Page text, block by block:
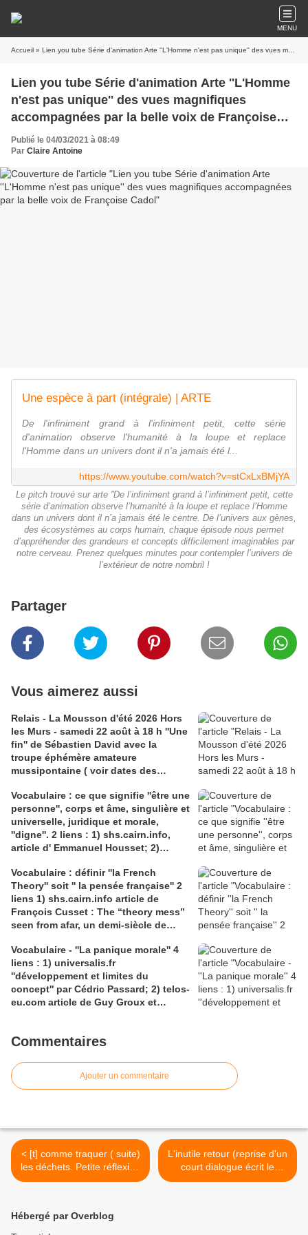
MENU
Accueil » Lien you tube Série d'animation Arte ''L'Homme n'est pas unique'' des vues magnifiques accompagnées par la belle voix de Françoise Cadol
Lien you tube Série d'animation Arte ''L'Homme
n'est pas unique'' des vues magnifiques
accompagnées par la belle voix de Françoise
Cadol
Publié le 04/03/2021 à 08:49
Par Claire Antoine
Une espèce à part (intégrale) | ARTE
De l'infiniment grand à l'infiniment petit, cette série
d'animation observe l'humanité à la loupe et replace
l'Homme dans un univers dont il n'a jamais été l...
https://www.youtube.com/watch?v=stCxLxBMjYA
Le pitch trouvé sur arte ''De l’infiniment grand à l’infiniment petit, cette
série d’animation observe l’humanité à la loupe et replace l’Homme
dans un univers dont il n’a jamais été le centre. De l’univers aux gènes,
des écosystèmes au corps humain, chaque épisode nous permet
d’appréhender des grandeurs et concepts difficilement imaginables par
notre cerveau. Prenez quelques minutes pour contempler l’univers de
l’extérieur de notre nombril !
Partager
Vous aimerez aussi
Relais - La Mousson d'été 2026 Hors
les Murs - samedi 22 août à 18 h ''Une
fin'' de Sébastien David avec la
troupe éphémère amateure
mussipontaine ( voir dates des
dramaturgie Lola Molina à l’Espace
Saint-Laurent, Pont-à-Mousson 2
liens : 1) lien meec.org; 2)
lemeac.com
Vocabulaire : ce que signifie ''être une
personne'', corps et âme, singulière et
universelle, juridique et morale,
''digne''. 2 liens : 1) shs.cairn.info,
article d' Emmanuel Housset; 2)
Julian Roche
Vocabulaire : définir ''la French
Theory'' soit '' la pensée française'' 2
liens 1) shs.cairn.info article de
François Cusset : The “theory mess”
seen from afar, un demi-siècle de
tracts.gallimard.fr ''La haine de
l'émancipation...'', François Cusset
Vocabulaire - ''La panique morale'' 4
liens : 1) universalis.fr
''développement et limites du
concept'' par Cédric Passard; 2) telos-
eu.com article de Guy Groux et
pour le compte rendu d'Arnaud
''la panique morale'';4) shs.cairn.info,
Pierre De Visscher : ''Craintes, peurs,
Commentaires
Ajouter un commentaire
< [t] comme traquer ( suite)
les déchets. Petite réflexion
avec en support 3 liens : 1)
de Cyrille Harpet, 3)
Wikisource pour ''Le
L'inutile retour (reprise d'un
court dialogue écrit le
21/03/2010) >
Hébergé par Overblog